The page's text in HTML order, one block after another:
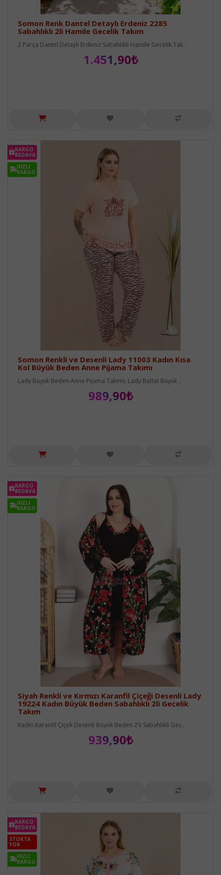
Somon Renk Dantel Detaylı Erdeniz 2285
Sabahlıklı 2li Hamile Gecelik Takım
2 Parça Dantel Detaylı Erdeniz Sabahlıklı Hamile Gecelik Tak..
1.451,90₺
KARGO
BEDAVA
HIZLI
KARGO
Somon Renkli ve Desenli Lady 11003 Kadın Kısa
Kol Büyük Beden Anne Pijama Takımı
Lady Büyük Beden Anne Pijama Takımı, Lady Battal Büyük ..
989,90₺
KARGO
BEDAVA
HIZLI
KARGO
Siyah Renkli ve Kırmızı Karanfil Çiçeği Desenli Lady
19224 Kadın Büyük Beden Sabahlıklı 2li Gecelik
Takım
Kadın Karanfil Çiçek Desenli Büyük Beden 2’li Sabahlıklı Gec..
939,90₺
KARGO
BEDAVA
STOKTA
YOK
HIZLI
KARGO